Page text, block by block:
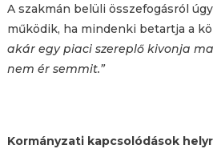
A szakmán belüli összefogásról
működik, ha mindenki betartja a
akár egy piaci szereplő kivonja
nem ér semmit.”
Kormányzati kapcsolódások